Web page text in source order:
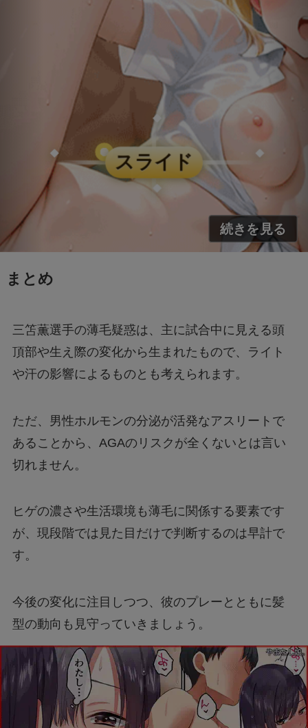
まとめ
三笘薫選手の薄毛疑惑は、主に試合中に見える頭
頂部や生え際の変化から生まれたもので、ライト
や汗の影響によるものとも考えられます。
ただ、男性ホルモンの分泌が活発なアスリートで
あることから、AGAのリスクが全くないとは言い
切れません。
ヒゲの濃さや生活環境も薄毛に関係する要素です
が、現段階では見た目だけで判断するのは早計で
す。
今後の変化に注目しつつ、彼のプレーとともに髪
型の動向も見守っていきましょう。